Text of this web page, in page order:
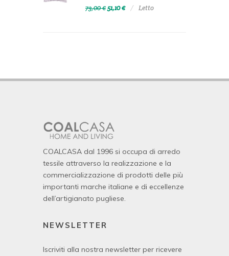
73,00 €51,10 € Letto
COALCASA dal 1996 si occupa di arredo
tessile attraverso la realizzazione e la
commercializzazione di prodotti delle più
importanti marche italiane e di eccellenze
dell’artigianato pugliese.
NEWSLETTER
Iscriviti alla nostra newsletter per ricevere